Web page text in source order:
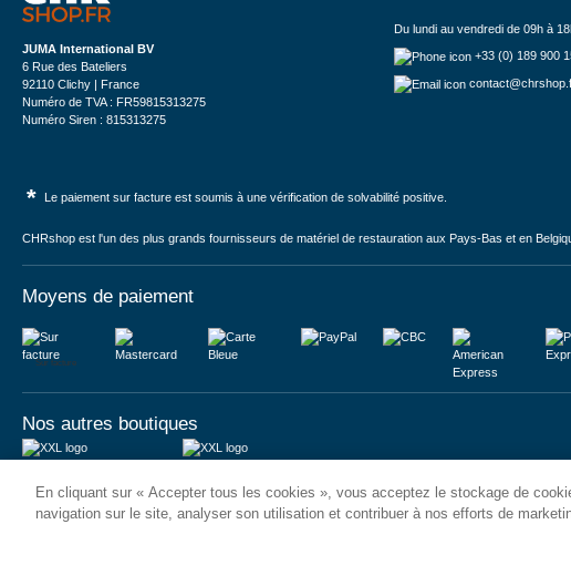
JUMA International BV
6 Rue des Bateliers
92110 Clichy | France
Numéro de TVA : FR59815313275
Numéro Siren : 815313275
Du lundi au vendredi de 09h à
+33 (0) 189 900
* Le paiement sur facture est soumis à une vérification de solvabilité positive.
CHRshop est l'un des plus grands fournisseurs de matériel de restauration aux Pays-Bas et en
Moyens de paiement
Sur facture
Nos autres boutiques
Königsborner Straße 26a
39175 Biederitz | Deutschland
Vrijheidweg 34
1521RR Wormerveer | Nederland
En cliquant sur « Accepter tous les cookies », vous acceptez le stockage de
navigation sur le site, analyser son utilisation et contribuer à nos efforts de